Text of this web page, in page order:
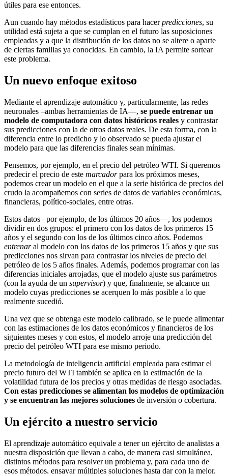
útiles para ese entonces.
Aun cuando hay métodos estadísticos para hacerpredicciones, su
utilidad está sujeta a que se cumplan en el futuro las suposiciones
empleadas y a que la distribución de los datos no se altere o aparte
de ciertas familias ya conocidas. En cambio, la IA permite sortear
este problema.
Un nuevo enfoque exitoso
Mediante el aprendizaje automático y, particularmente, las redes
neuronales –ambas herramientas de IA—, se puede entrenar un
modelo de computadora con datos históricos reales y contrastar
sus predicciones con la de otros datos reales. De esta forma, con la
diferencia entre lo predicho y lo observado se pueda ajustar el
modelo para que las diferencias finales sean mínimas.
Pensemos, por ejemplo, en el precio del petróleo WTI. Si queremos
predecir el precio de este marcadorpara los próximos meses,
podemos crear un modelo en el que a la serie histórica de precios del
crudo la acompañemos con series de datos de variables económicas,
financieras, político-sociales, entre otras.
Estos datos –por ejemplo, de los últimos 20 años—, los podemos
dividir en dos grupos: el primero con los datos de los primeros 15
años y el segundo con los de los últimos cinco años. Podemos
entrenaral modelo con los datos de los primeros 15 años y que sus
predicciones nos sirvan para contrastar los niveles de precio del
petróleo de los 5 años finales. Además, podemos programar con las
diferencias iniciales arrojadas, que el modelo ajuste sus parámetros
(con la ayuda de un supervisor) y que, finalmente, se alcance un
modelo cuyas predicciones se acerquen lo más posible a lo que
realmente sucedió.
Una vez que se obtenga este modelo calibrado, se le puede alimentar
con las estimaciones de los datos económicos y financieros de los
siguientes meses y con estos, el modelo arroje una predicción del
precio del petróleo WTI para ese mismo periodo.
La metodología de inteligencia artificial empleada para estimar el
precio futuro del WTI también se aplica en la estimación de la
volatilidad futura de los precios y otras medidas de riesgo asociadas.
Con estas predicciones se alimentan los modelos de optimización
y se encuentran las mejores soluciones de inversión o cobertura.
Un ejército a nuestro servicio
El aprendizaje automático equivale a tener un ejército de analistas a
nuestra disposición que llevan a cabo, de manera casi simultánea,
distintos métodos para resolver un problema y, para cada uno de
esos métodos, ensayar múltiples soluciones hasta dar con la mejor.